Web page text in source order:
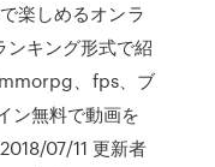
楽しめるオンラ
キング形式で紹
、fps、ブ
ン無料で動画を
07/11 更新者